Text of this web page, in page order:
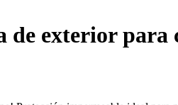
de exterior para